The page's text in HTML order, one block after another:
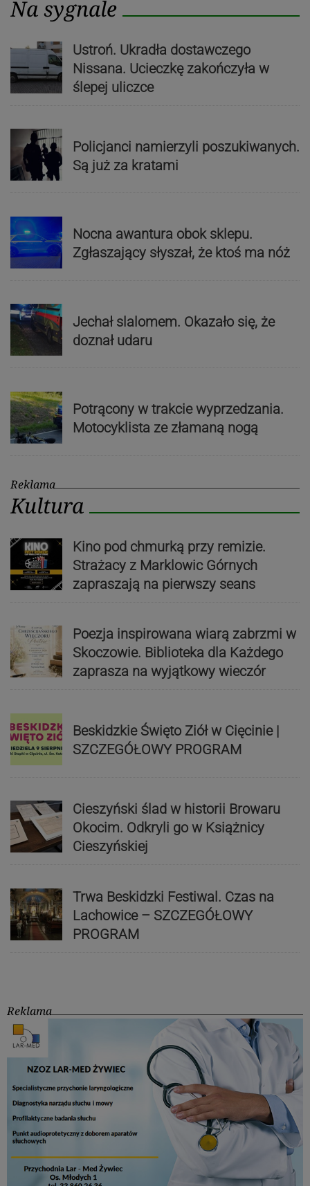
Na sygnale
Ustroń. Ukradła dostawczego
Nissana. Ucieczkę zakończyła w
ślepej uliczce
Policjanci namierzyli poszukiwanych.
Są już za kratami
Nocna awantura obok sklepu.
Zgłaszający słyszał, że ktoś ma nóż
Jechał slalomem. Okazało się, że
doznał udaru
Potrącony w trakcie wyprzedzania.
Motocyklista ze złamaną nogą
Reklama
Kultura
Kino pod chmurką przy remizie.
Strażacy z Marklowic Górnych
zapraszają na pierwszy seans
Poezja inspirowana wiarą zabrzmi w
Skoczowie. Biblioteka dla Każdego
zaprasza na wyjątkowy wieczór
Beskidzkie Święto Ziół w Cięcinie |
SZCZEGÓŁOWY PROGRAM
Cieszyński ślad w historii Browaru
Okocim. Odkryli go w Książnicy
Cieszyńskiej
Trwa Beskidzki Festiwal. Czas na
Lachowice – SZCZEGÓŁOWY
PROGRAM
Reklama